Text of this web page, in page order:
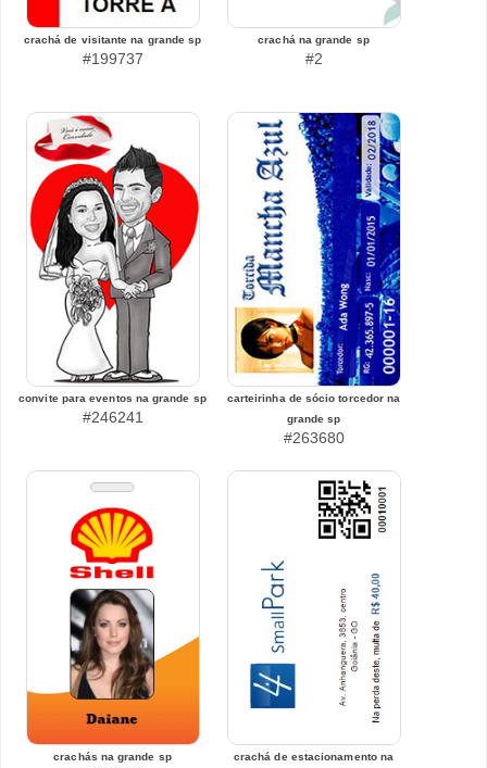
crachá de visitante na grande sp
#199737
crachá na grande sp
#2
convite para eventos na grande sp
#246241
carteirinha de sócio torcedor na
grande sp
#263680
crachás na grande sp
crachá de estacionamento na